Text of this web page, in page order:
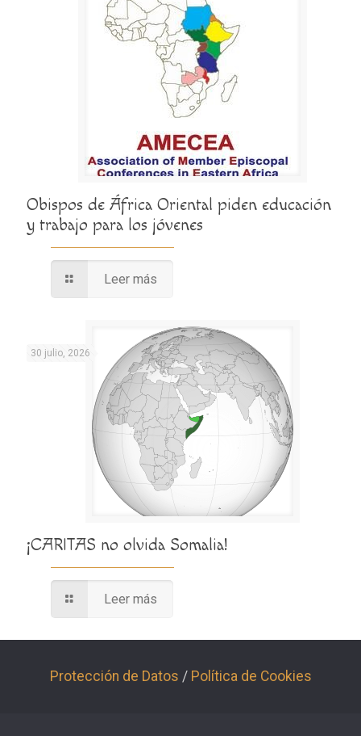
Obispos de África Oriental piden educación
y trabajo para los jóvenes
Leer más
30 julio, 2026
¡CARITAS no olvida Somalia!
Leer más
Protección de Datos / Política de Cookies